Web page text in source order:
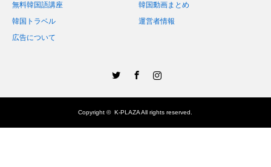
無料韓国語講座
韓国動画まとめ
韓国トラベル
運営者情報
広告について
Copyright ©K-PLAZAAll rights reserved.